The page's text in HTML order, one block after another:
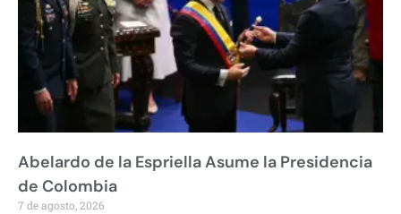
Abelardo de la Espriella Asume la Presidencia
de Colombia
7 de agosto, 2026